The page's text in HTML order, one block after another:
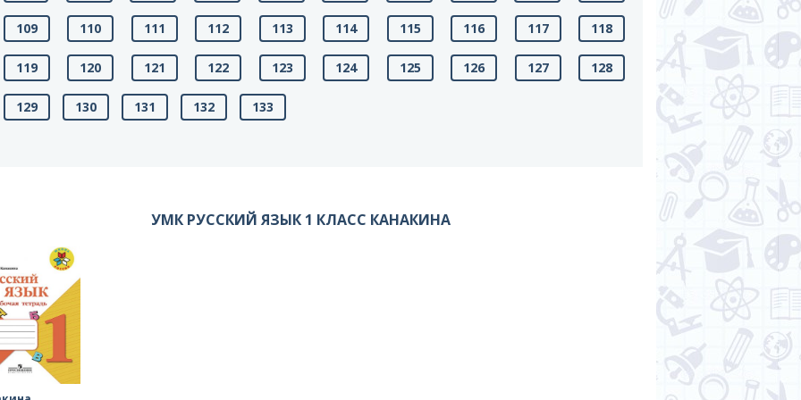
109 110 111 112 113 114 115 116 117 118
119 120 121 122 123 124 125 126 127 128
129 130 131 132 133
УМК РУССКИЙ ЯЗЫК 1 КЛАСС КАНАКИНА